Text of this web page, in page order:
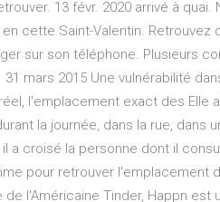
13 févr. 2020 arrivé à
cette Saint-Valentin. Retrouvez
sur son téléphone. Plusieurs
mars 2015 Une vulnérabilité
l'emplacement exact des Elle
la journée, dans la rue, dans
a croisé la personne dont il
pour retrouver l'emplacement
l'Américaine Tinder, Happn